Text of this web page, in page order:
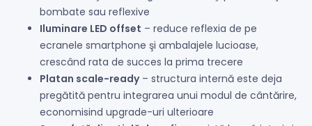
bombate sau reflexive
Iluminare LED offset – reduce reflexia de pe
ecranele smartphone şi ambalajele lucioase,
crescând rata de succes la prima trecere
Platan scale-ready– structura internă este deja
pregătită pentru integrarea unui modul de cântărire,
economisind upgrade-uri ulterioare